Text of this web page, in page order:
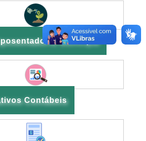
Municipal
Contábeis